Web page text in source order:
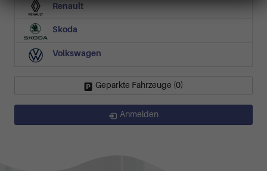
Renault
Skoda
Volkswagen
Geparkte Fahrzeuge (0)
Anmelden